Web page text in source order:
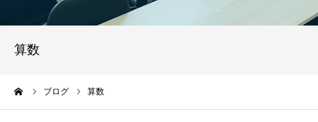
算数
ブログ 算数
お問い合わせ